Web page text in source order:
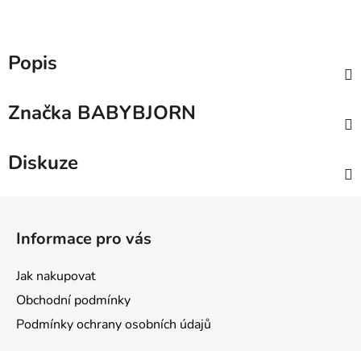
Popis
Značka BABYBJORN
Diskuze
Informace pro vás
Jak nakupovat
Obchodní podmínky
Podmínky ochrany osobních údajů